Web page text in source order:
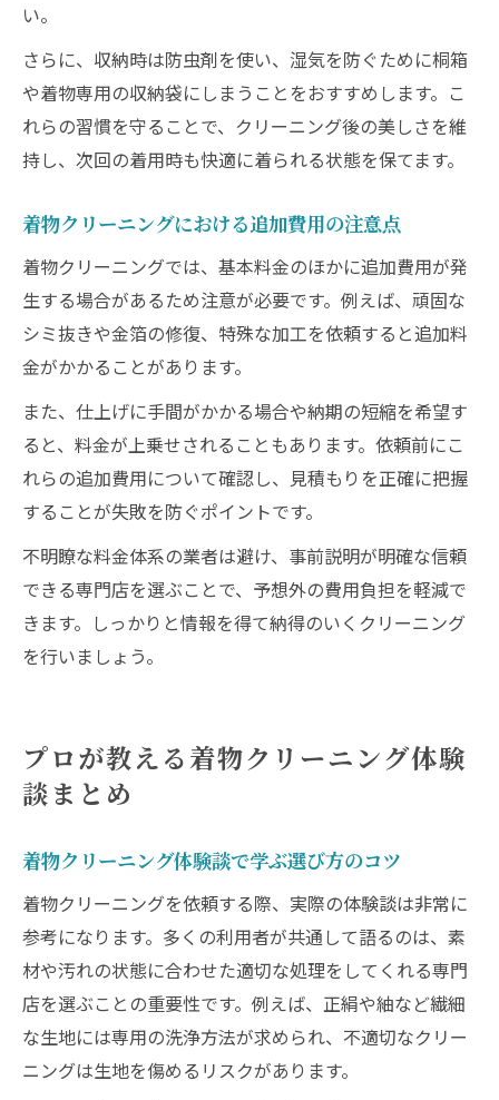
い。
さらに、収納時は防虫剤を使い、湿気を防ぐために桐箱
や着物専用の収納袋にしまうことをおすすめします。こ
れらの習慣を守ることで、クリーニング後の美しさを維
持し、次回の着用時も快適に着られる状態を保てます。
着物クリーニングにおける追加費用の注意点
着物クリーニングでは、基本料金のほかに追加費用が発
生する場合があるため注意が必要です。例えば、頑固な
シミ抜きや金箔の修復、特殊な加工を依頼すると追加料
金がかかることがあります。
また、仕上げに手間がかかる場合や納期の短縮を希望す
ると、料金が上乗せされることもあります。依頼前にこ
れらの追加費用について確認し、見積もりを正確に把握
することが失敗を防ぐポイントです。
不明瞭な料金体系の業者は避け、事前説明が明確な信頼
できる専門店を選ぶことで、予想外の費用負担を軽減で
きます。しっかりと情報を得て納得のいくクリーニング
を行いましょう。
プロが教える着物クリーニング体験
談まとめ
着物クリーニング体験談で学ぶ選び方のコツ
着物クリーニングを依頼する際、実際の体験談は非常に
参考になります。多くの利用者が共通して語るのは、素
材や汚れの状態に合わせた適切な処理をしてくれる専門
店を選ぶことの重要性です。例えば、正絹や紬など繊細
な生地には専用の洗浄方法が求められ、不適切なクリー
ニングは生地を傷めるリスクがあります。